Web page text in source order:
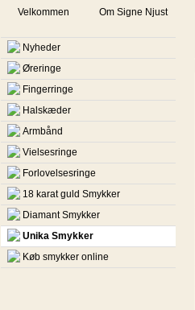
Velkommen Om Signe Njust
Nyheder
Øreringe
Fingerringe
Halskæder
Armbånd
Vielsesringe
Forlovelsesringe
18 karat guld Smykker
Diamant Smykker
Unika Smykker
Køb smykker online